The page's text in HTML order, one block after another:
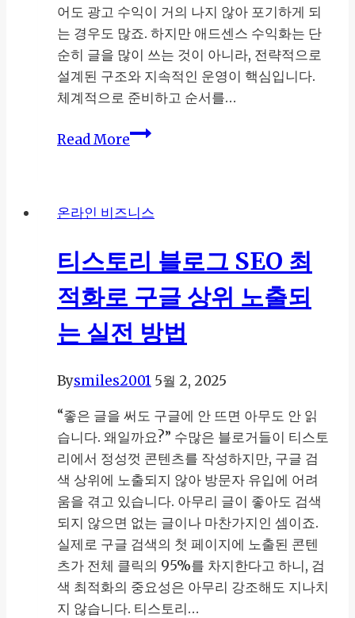
어도 광고 수익이 거의 나지 않아 포기하게 되
는 경우도 많죠. 하지만 애드센스 수익화는 단
순히 글을 많이 쓰는 것이 아니라, 전략적으로
설계된 구조와 지속적인 운영이 핵심입니다.
체계적으로 준비하고 순서를…
Read More티
블
그
익
화,
지
시
작
해
야
하
는
이
유
온라인 비즈니스
티스토리 블로그 SEO 최
적화로 구글 상위 노출되
는 실전 방법
Bysmiles2001 5월 2, 2025
“좋은 글을 써도 구글에 안 뜨면 아무도 안 읽
습니다. 왜일까요?” 수많은 블로거들이 티스토
리에서 정성껏 콘텐츠를 작성하지만, 구글 검
색 상위에 노출되지 않아 방문자 유입에 어려
움을 겪고 있습니다. 아무리 글이 좋아도 검색
되지 않으면 없는 글이나 마찬가지인 셈이죠.
실제로 구글 검색의 첫 페이지에 노출된 콘텐
츠가 전체 클릭의 95%를 차지한다고 하니, 검
색 최적화의 중요성은 아무리 강조해도 지나치
지 않습니다. 티스토리…